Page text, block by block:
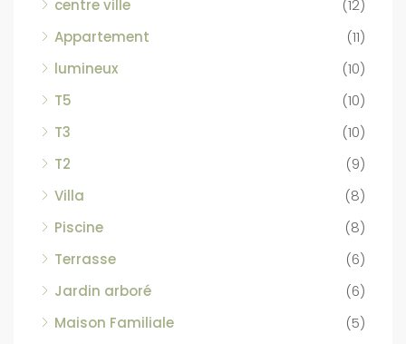
centre ville
(12)
Appartement
(11)
lumineux
(10)
T5
(10)
T3
(10)
T2
(9)
Villa
(8)
Piscine
(8)
Terrasse
(6)
Jardin arboré
(6)
Maison Familiale
(5)